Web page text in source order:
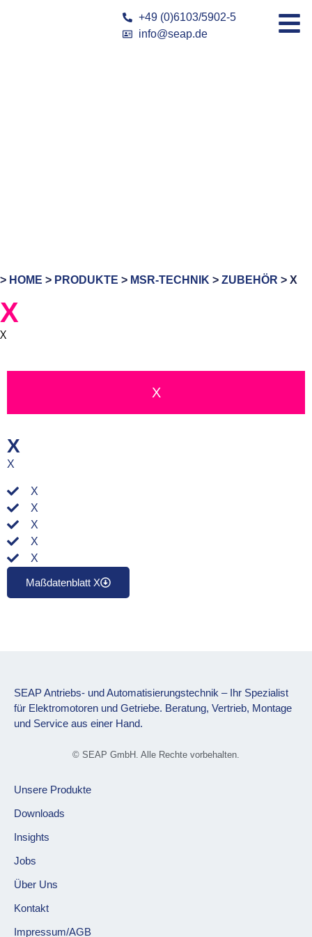
+49 (0)6103/5902-5
info@seap.de
> HOME > PRODUKTE > MSR-TECHNIK > ZUBEHÖR > X
X
X
X
X
X
X
X
X
X
X
Maßdatenblatt X
SEAP Antriebs- und Automatisierungstechnik – Ihr Spezialist
für Elektromotoren und Getriebe. Beratung, Vertrieb, Montage
und Service aus einer Hand.
© SEAP GmbH. Alle Rechte vorbehalten.
Unsere Produkte
Downloads
Insights
Jobs
Über Uns
Kontakt
Impressum/AGB